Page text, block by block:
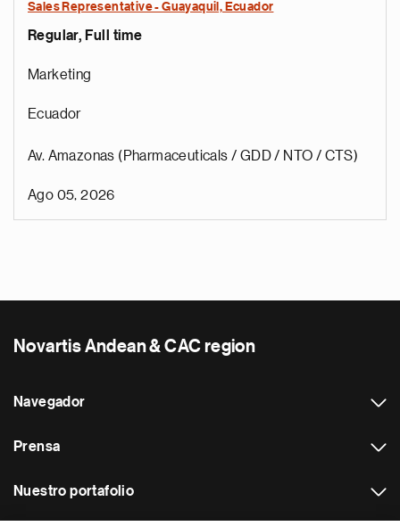
Sales Representative - Guayaquil, Ecuador
Regular, Full time
Marketing
Ecuador
Av. Amazonas (Pharmaceuticals / GDD / NTO / CTS)
Ago 05, 2026
Novartis Andean & CAC region
Navegador
Prensa
Nuestro portafolio